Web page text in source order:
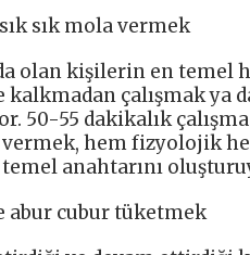
sık mola vermek
olan kişilerin en temel
çalışmak ya
50-55 dakikalık
vermek, hem fizyolojik
anahtarını
abur cubur tüketmek